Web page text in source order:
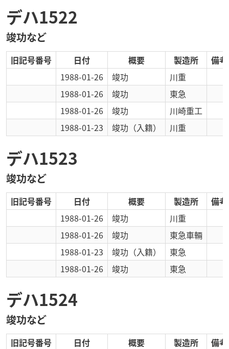
デハ1522
竣功など
旧記号番号 日付 概要 製造所
備
1988-01-26
竣功
川重
1988-01-26
竣功
東急
1988-01-26
竣功
川崎重工
1988-01-23
竣功 （入籍） 川重
デハ1523
竣功など
旧記号番号 日付 概要 製造所
備
1988-01-26
竣功
川重
1988-01-26
竣功
東急車輛
1988-01-23
竣功 （入籍）
東急
1988-01-26
竣功 東急
デハ1524
竣功など
旧記号番号 日付 概要 製造所 備